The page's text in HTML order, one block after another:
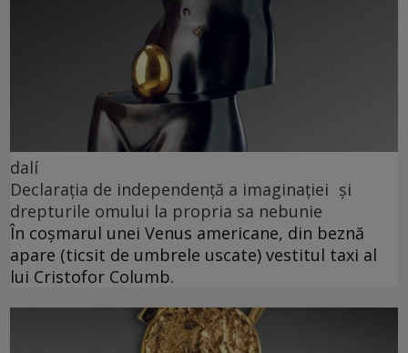
dalí
Declarația de independență a imaginației și
drepturile omului la propria sa nebunie
În coșmarul unei Venus americane, din beznă
apare (ticsit de umbrele uscate) vestitul taxi al
lui Cristofor Columb.